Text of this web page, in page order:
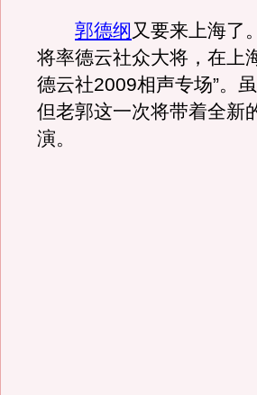
郭德纲又要来上海了
将率德云社众大将，在上
德云社2009相声专场”。
但老郭这一次将带着全新
演。